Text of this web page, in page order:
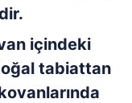
içindeki
tabiattan